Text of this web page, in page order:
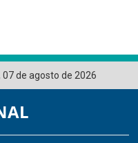
07 de agosto de 2026